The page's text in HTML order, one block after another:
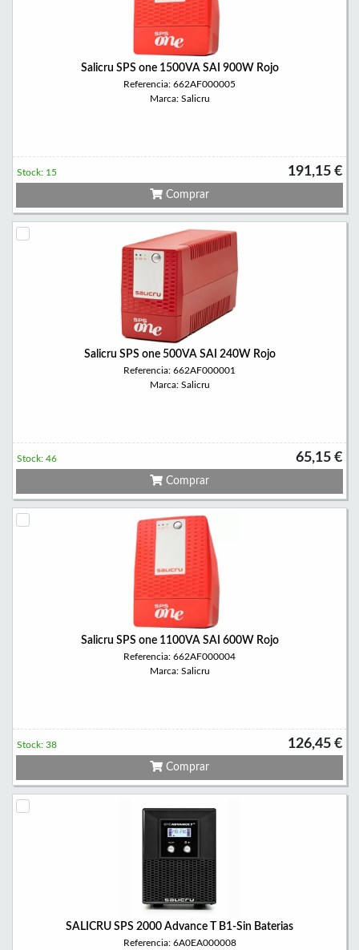
Salicru SPS one 1500VA SAI 900W Rojo
Referencia: 662AF000005
Marca: Salicru
191,15 €
Stock: 15
Comprar
Salicru SPS one 500VA SAI 240W Rojo
Referencia: 662AF000001
Marca: Salicru
65,15 €
Stock: 46
Comprar
Salicru SPS one 1100VA SAI 600W Rojo
Referencia: 662AF000004
Marca: Salicru
126,45 €
Stock: 38
Comprar
SALICRU SPS 2000 Advance T B1-Sin Baterias
Referencia: 6A0EA000008